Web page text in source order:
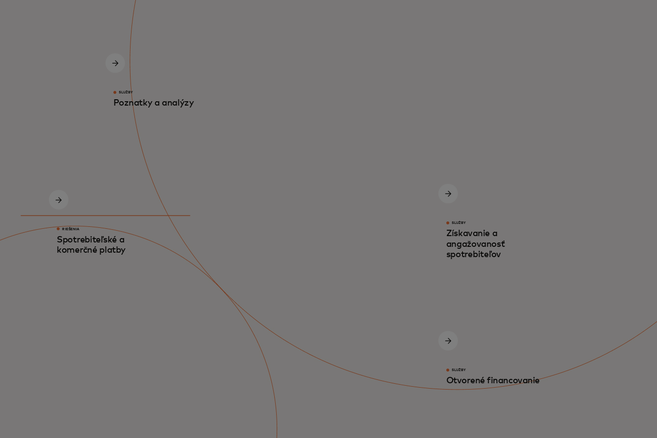
SLUŽBY
Poznatky a analýzy
RIEŠENIA
Spotrebiteľské a
komerčné platby
SLUŽBY
Získavanie a
angažovanosť
spotrebiteľov
SLUŽBY
Otvorené financovanie